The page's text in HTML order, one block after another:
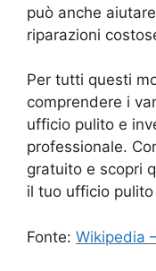
può anche
riparazioni
Per tutti questi
comprendere i
ufficio pulito e
professionale.
gratuito e scopri
il tuo ufficio
Fonte: Wikipedia